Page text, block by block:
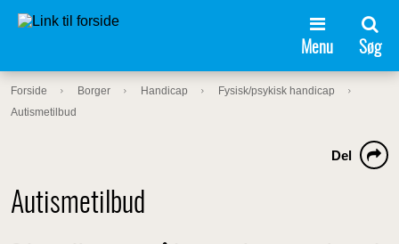
Menu Søg
Forside Borger Handicap
Fysisk/psykisk handicap
Autismetilbud
Autismetilbud
Del